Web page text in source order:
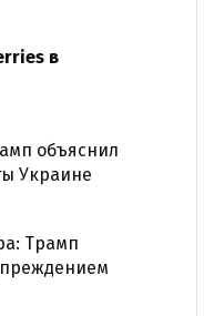
в
объяснил
Украине
Трамп